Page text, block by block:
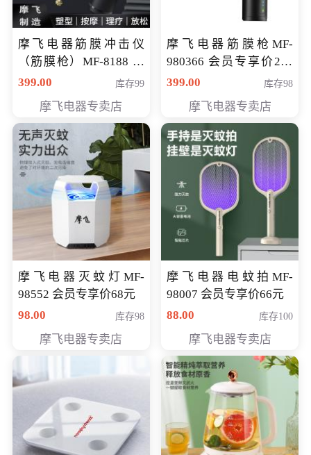
摩飞电器筋膜冲击仪
（筋膜枪）MF-8188 会
员专享价268元
399.00 库存99
摩飞电器专卖店
摩飞电器筋膜枪MF-
980366 会员专享价299
元
399.00 库存98
摩飞电器专卖店
摩飞电器灭蚊灯MF-
98552 会员专享价68元
98.00
库存98
摩飞电器专卖店
摩飞电器电蚊拍MF-
98007 会员专享价66元
88.00
库存100
摩飞电器专卖店